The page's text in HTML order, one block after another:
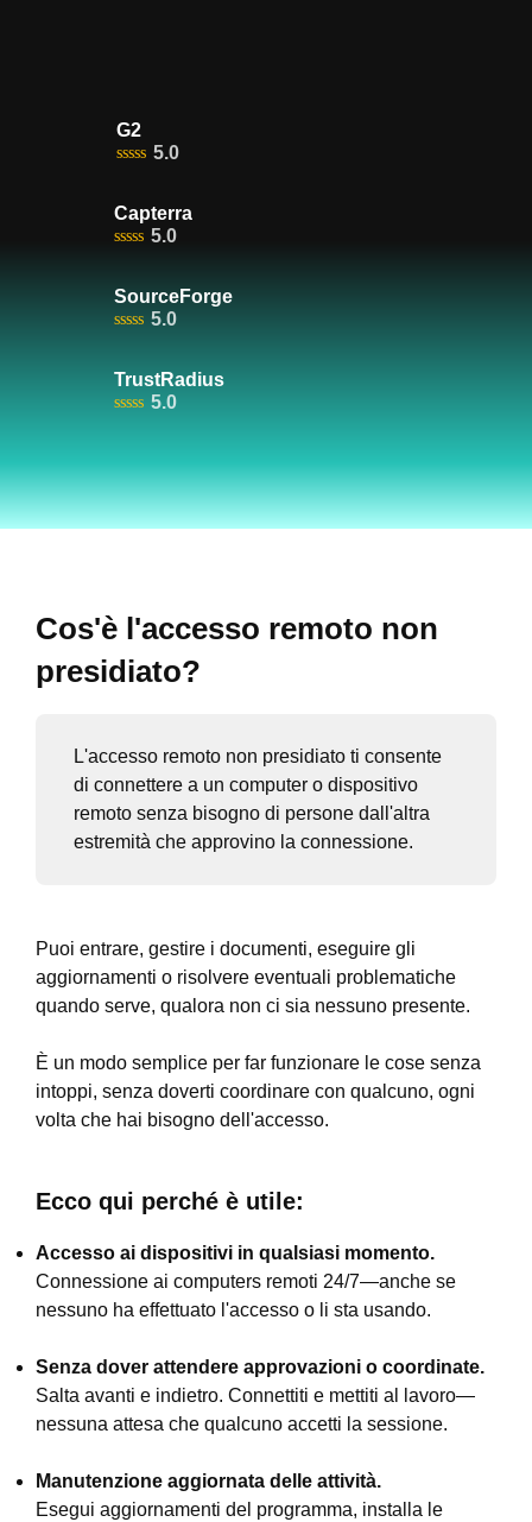
G2
5.0
Capterra
5.0
SourceForge
5.0
TrustRadius
5.0
Cos'è l'accesso remoto non
presidiato?
L'accesso remoto non presidiato ti consente
di connettere a un computer o dispositivo
remoto senza bisogno di persone dall'altra
estremità che approvino la connessione.
Puoi entrare, gestire i documenti, eseguire gli
aggiornamenti o risolvere eventuali problematiche
quando serve, qualora non ci sia nessuno presente.
È un modo semplice per far funzionare le cose senza
intoppi, senza doverti coordinare con qualcuno, ogni
volta che hai bisogno dell'accesso.
Ecco qui perché è utile:
Accesso ai dispositivi in qualsiasi momento.
Connessione ai computers remoti 24/7—anche se
nessuno ha effettuato l'accesso o li sta usando.
Senza dover attendere approvazioni o coordinate.
Salta avanti e indietro. Connettiti e mettiti al lavoro—
nessuna attesa che qualcuno accetti la sessione.
Manutenzione aggiornata delle attività.
Esegui aggiornamenti del programma, installa le